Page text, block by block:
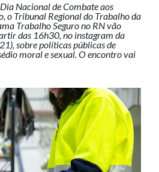
Nacional de Combate aos
o Tribunal Regional do Trabalho da
Trabalho Seguro no RN vão
das 16h30, no instagram da
sobre políticas públicas de
moral e sexual. O encontro vai